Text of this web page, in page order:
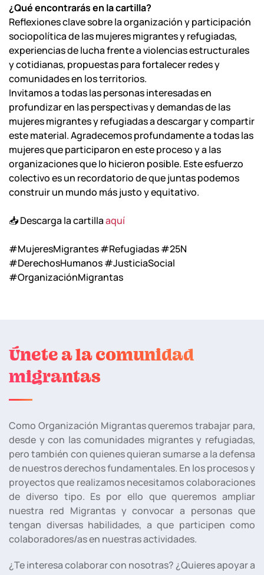
¿Qué encontrarás en la cartilla?
Reflexiones clave sobre la organización y participación
sociopolítica de las mujeres migrantes y refugiadas,
experiencias de lucha frente a violencias estructurales
y cotidianas, propuestas para fortalecer redes y
comunidades en los territorios.
Invitamos a todas las personas interesadas en
profundizar en las perspectivas y demandas de las
mujeres migrantes y refugiadas a descargar y compartir
este material.Agradecemos profundamente a todas las
mujeres que participaron en este proceso y a las
organizaciones que lo hicieron posible. Este esfuerzo
colectivo es un recordatorio de que juntas podemos
construir un mundo más justo y equitativo.
📥 Descarga la cartillaaquí
#MujeresMigrantes #Refugiadas #25N
#DerechosHumanos #JusticiaSocial
#OrganizaciónMigrantas
Únete a la comunidad
migrantas
Como Organización Migrantas queremos trabajar para,
desde y con las comunidades migrantes y refugiadas,
pero también con quienes quieran sumarse a la defensa
de nuestros derechos fundamentales. En los procesos y
proyectos que realizamos necesitamos colaboraciones
de diverso tipo. Es por ello que queremos ampliar
nuestra red Migrantas y convocar a personas que
tengan diversas habilidades, a que participen como
colaboradores/as en nuestras actividades.
¿Te interesa colaborar con nosotras? ¿Quieres apoyar a